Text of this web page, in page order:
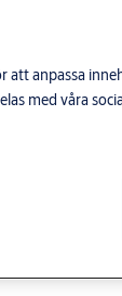
anpassa
med våra